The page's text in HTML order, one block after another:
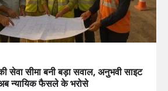
सेवा सीमा बनी बड़ा सवाल, अनुभवी साइट
अब न्यायिक फैसले के भरोसे